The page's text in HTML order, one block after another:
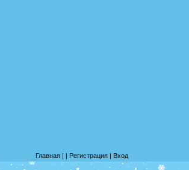
Главная | | Регистрация | Вход